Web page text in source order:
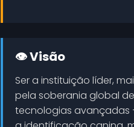
👁️ Visão
Ser a instituição líder,
pela soberania global
tecnologias avançadas